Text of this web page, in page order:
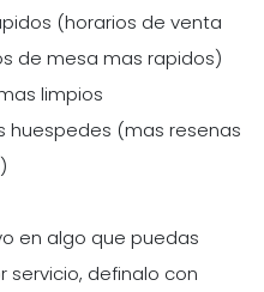
(horarios de venta
de mesa mas rapidos)
limpios
huespedes (mas resenas
en algo que puedas
servicio, definalo con